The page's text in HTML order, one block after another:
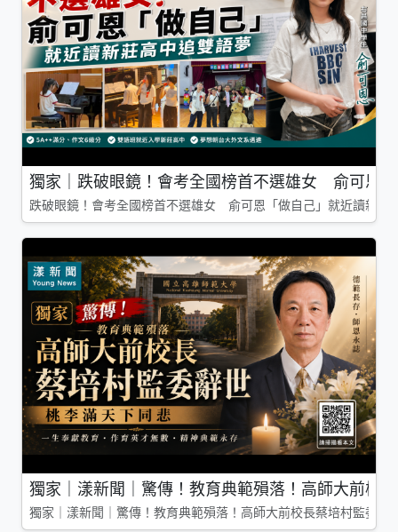
獨家｜跌破眼鏡！會考全國榜首不選雄女 俞可恩
跌破眼鏡！會考全國榜首不選雄女 俞可恩「做自己」就近讀新莊
獨家｜漾新聞｜驚傳！教育典範殞落！高師大前校
獨家｜漾新聞｜驚傳！教育典範殞落！高師大前校長蔡培村監委